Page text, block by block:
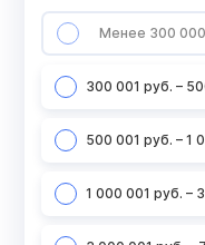
Менее 300
300 001 руб. –
500 001 руб. – 1
1 000 001 руб. –